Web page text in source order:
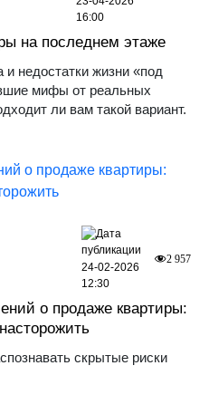
на последнем этаже
недостатки жизни «под
мифы от реальных
ли вам такой вариант.
16:00
о продаже квартиры:
скрытые риски
2 957
24-02-2026
12:30